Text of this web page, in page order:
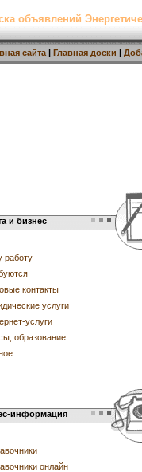
объявлений
сайта | Главная доски |
и бизнес
работу
контакты
услуги
услуги
образование
информация
онлайн